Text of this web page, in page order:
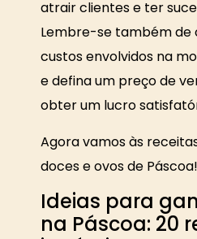
atrair clientes e ter
Lembre-se também de
custos envolvidos na
e defina um preço de
obter um lucro
Agora vamos às
doces e ovos de Páscoa!
Ideias para
na Páscoa: 20